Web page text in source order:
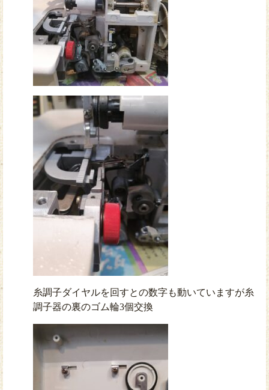
糸調子ダイヤルを回すとの数字も動いていますが糸
調子器の裏のゴム輪3個交換